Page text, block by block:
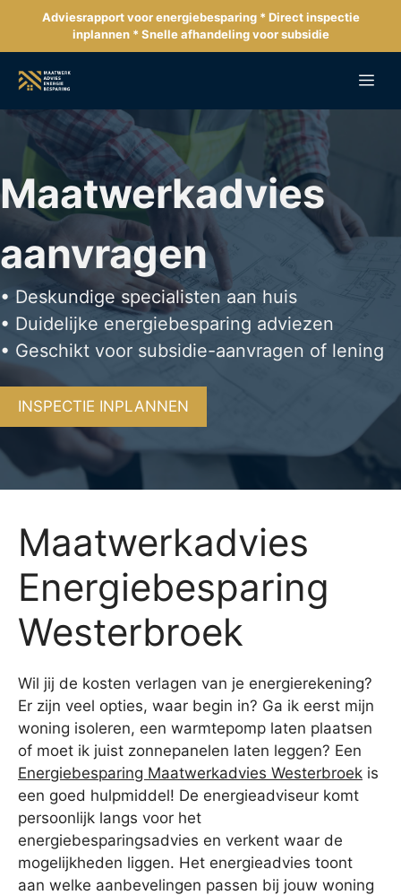
de
inhoud
Adviesrapport voor energiebesparing * Direct inspectie
inplannen * Snelle afhandeling voor subsidie
Maatwerkadvies
aanvragen
• Deskundige specialisten aan huis
• Duidelijke energiebesparing adviezen
• Geschikt voor subsidie-aanvragen of lening
INSPECTIE INPLANNEN
Maatwerkadvies
Energiebesparing
Westerbroek
Wil jij de kosten verlagen van je energierekening?
Er zijn veel opties, waar begin in? Ga ik eerst mijn
woning isoleren, een warmtepomp laten plaatsen
of moet ik juist zonnepanelen laten leggen? Een
Energiebesparing Maatwerkadvies Westerbroek is
een goed hulpmiddel! De energieadviseur komt
persoonlijk langs voor het
energiebesparingsadvies en verkent waar de
mogelijkheden liggen. Het energieadvies toont
aan welke aanbevelingen passen bij jouw woning